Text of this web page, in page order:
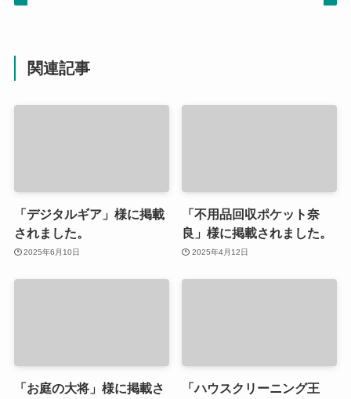
関連記事
「デジタルギア」様に掲載
されました。
2025年6月10日
「不用品回収ポケット奈
良」様に掲載されました。
2025年4月12日
「お庭の大将」様に掲載さ
「ハウスクリーニング王